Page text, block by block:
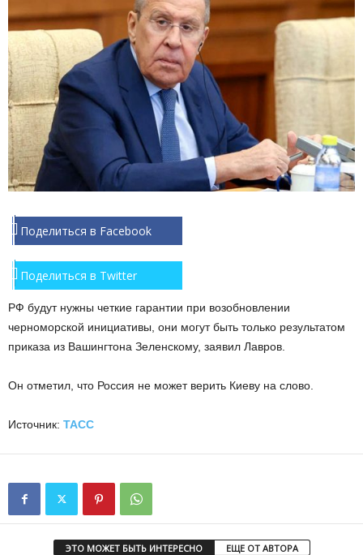
Поделиться в Facebook
Поделиться в Twitter
РФ будут нужны четкие гарантии при возобновлении
черноморской инициативы, они могут быть только результатом
приказа из Вашингтона Зеленскому, заявил Лавров.
Он отметил, что Россия не может верить Киеву на слово.
Источник: ТАСС
ЭТО МОЖЕТ БЫТЬ ИНТЕРЕСНО ЕЩЕ ОТ АВТОРА